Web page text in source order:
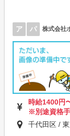
ア パ 株式会社
時給1400円
※別途資格
千代田区 /